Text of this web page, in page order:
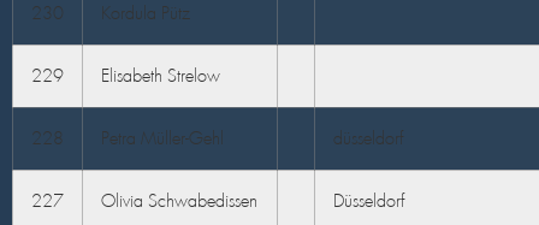
230 Kordula Pütz
229 Elisabeth Strelow
228 Petra Müller-Gehl düsseldorf
227 Olivia Schwabedissen Düsseldorf